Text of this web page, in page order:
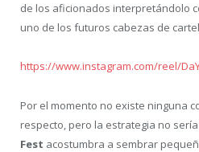
de los aficionados interpretándolo
uno de los futuros cabezas de
https://www.instagram.com/reel/
Por el momento no existe ninguna
respecto, pero la estrategia no
Fest acostumbra a sembrar